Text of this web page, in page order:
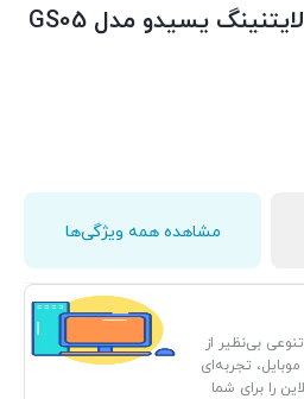
مشاهده همه ویژگی‌ها
بی‌نظیر از
تجربه‌ای
را برای شما